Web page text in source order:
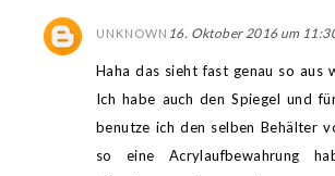
UNKNOWN 16. Oktober 2016 um
Haha das sieht fast genau so aus
Ich habe auch den Spiegel und
benutze ich den selben Behälter
so eine Acrylaufbewahrung